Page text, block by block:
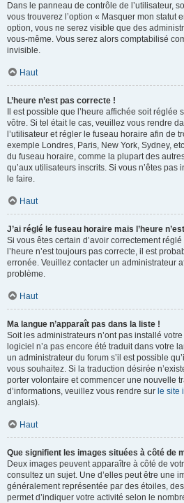
Dans le panneau de contrôle de l’utilisateur,
vous trouverez l’option « Masquer mon statut
option, vous ne serez visible que des
vous-même. Vous serez alors comptabilisé
invisible.
Haut
L’heure n’est pas correcte !
Il est possible que l’heure affichée soit
vôtre. Si tel était le cas, veuillez vous rendre
l’utilisateur et régler le fuseau horaire afin de
exemple Londres, Paris, New York, Sydney,
du fuseau horaire, comme la plupart des
qu’aux utilisateurs inscrits. Si vous n’êtes pas
le faire.
Haut
J’ai réglé le fuseau horaire mais l’heure
Si vous êtes certain d’avoir correctement
l’heure n’est toujours pas correcte, il est
erronée. Veuillez contacter un administrateur
problème.
Haut
Ma langue n’apparaît pas dans la liste !
Soit les administrateurs n’ont pas installé
logiciel n’a pas encore été traduit dans votre
un administrateur du forum s’il est possible
vous souhaitez. Si la traduction désirée
porter volontaire et commencer une nouvelle
d’informations, veuillez vous rendre sur le site
anglais).
Haut
Que signifient les images situées à côté de
Deux images peuvent apparaître à côté de
consultez un sujet. Une d’elles peut être une
généralement représentée par des étoiles,
permet d’indiquer votre activité selon le